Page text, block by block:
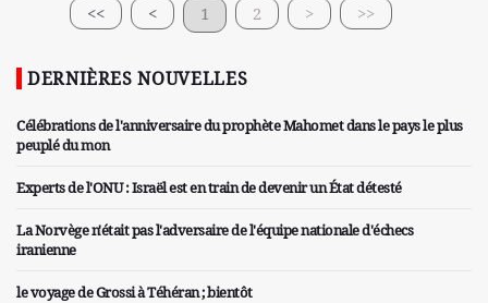
<< < 1 2 > >>
DERNIÈRES NOUVELLES
Célébrations de l'anniversaire du prophète Mahomet dans le pays le plus
peuplé du mon
Experts de l'ONU : Israël est en train de devenir un État détesté
La Norvège n'était pas l'adversaire de l'équipe nationale d'échecs
iranienne
le voyage de Grossi à Téhéran ; bientôt